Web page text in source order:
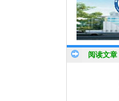
阅读文章